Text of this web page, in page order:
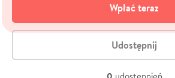
Wpłać teraz
Udostępnij